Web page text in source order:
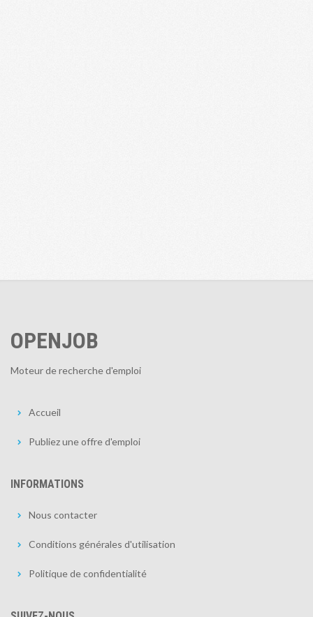
OPENJOB
Moteur de recherche d'emploi
Accueil
Publiez une offre d'emploi
INFORMATIONS
Nous contacter
Conditions générales d'utilisation
Politique de confidentialité